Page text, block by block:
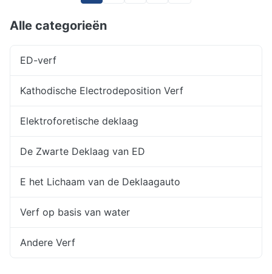
Alle categorieën
ED-verf
Kathodische Electrodeposition Verf
Elektroforetische deklaag
De Zwarte Deklaag van ED
E het Lichaam van de Deklaagauto
Verf op basis van water
Andere Verf